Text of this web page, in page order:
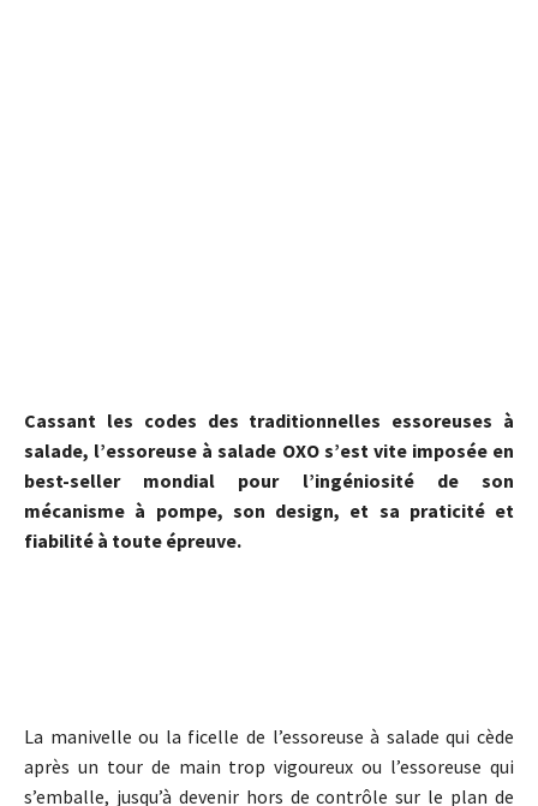
Cassant les codes des traditionnelles essoreuses à
salade, l’essoreuse à salade OXO s’est vite imposée en
best-seller mondial pour l’ingéniosité de son
mécanisme à pompe, son design, et sa praticité et
fiabilité à toute épreuve.
La manivelle ou la ficelle de l’essoreuse à salade qui cède
après un tour de main trop vigoureux ou l’essoreuse qui
s’emballe, jusqu’à devenir hors de contrôle sur le plan de